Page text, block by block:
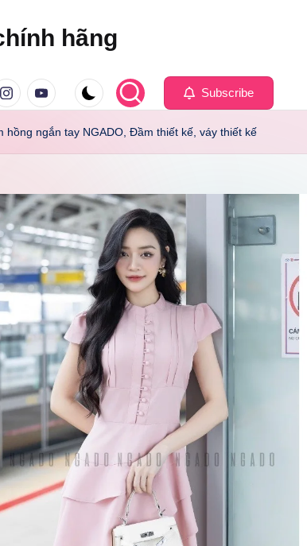
hãng
youtube.com Subscribe
hồng ngắn tay NGADO, Đầm thiết kế, váy thiết kế